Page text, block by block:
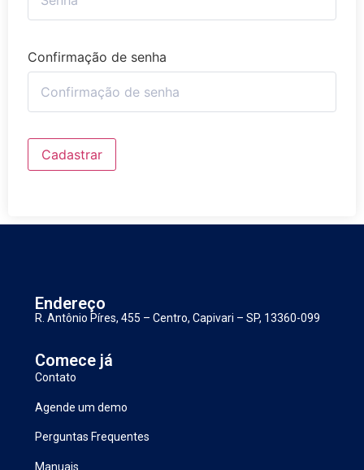
Confirmação de senha
Cadastrar
Endereço
R. Antônio Píres, 455 – Centro, Capivari – SP, 13360-099
Comece já
Contato
Agende um demo
Perguntas Frequentes
Manuais